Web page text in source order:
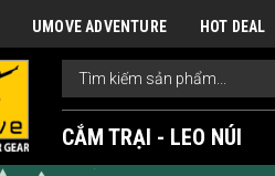
UMOVE ADVENTURE HOT DEAL
CẮM TRẠI - LEO NÚI